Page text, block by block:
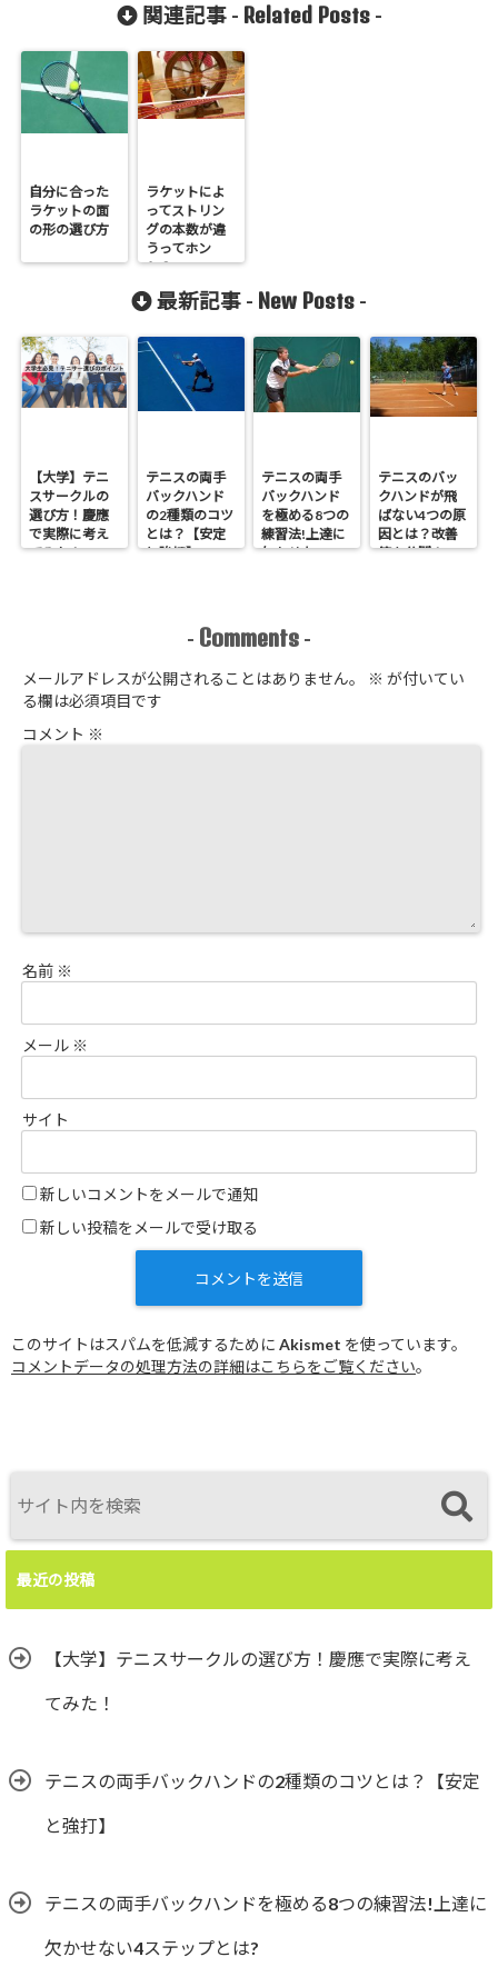
関連記事 - Related Posts-
自分に合った
ラケットの面
の形の選び方
ラケットによ
ってストリン
グの本数が違
うってホン
ト？
最新記事 - New Posts -
【大学】テニ
スサークルの
選び方！慶應
で実際に考え
てみた！
テニスの両手
バックハンド
の2種類のコツ
とは？【安定
と強打】
テニスの両手
バックハンド
を極める8つの
練習法!上達に
欠かせない4ス
テニスのバッ
クハンドが飛
ばない4つの原
因とは？改善
策を公開！
- Comments -
メールアドレスが公開されることはありません。 ※ が付いてい
る欄は必須項目です
コメント ※
名前 ※
メール ※
サイト
新しいコメントをメールで通知
新しい投稿をメールで受け取る
このサイトはスパムを低減するために Akismet を使っています。
コメントデータの処理方法の詳細はこちらをご覧ください。
最近の投稿
【大学】テニスサークルの選び方！慶應で実際に考え
てみた！
テニスの両手バックハンドの2種類のコツとは？【安定
と強打】
テニスの両手バックハンドを極める8つの練習法!上達に
欠かせない4ステップとは?